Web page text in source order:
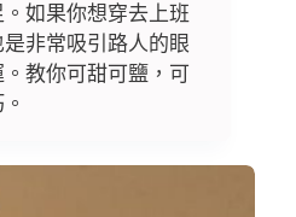
如果你想穿去上班
非常吸引路人的眼
教你可甜可鹽，可